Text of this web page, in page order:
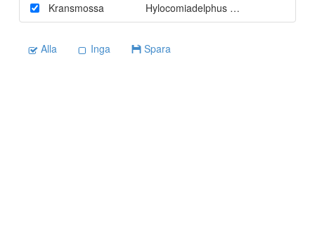
Kransmossa Hylocomiadelphus triquetrus
Alla Inga Spara